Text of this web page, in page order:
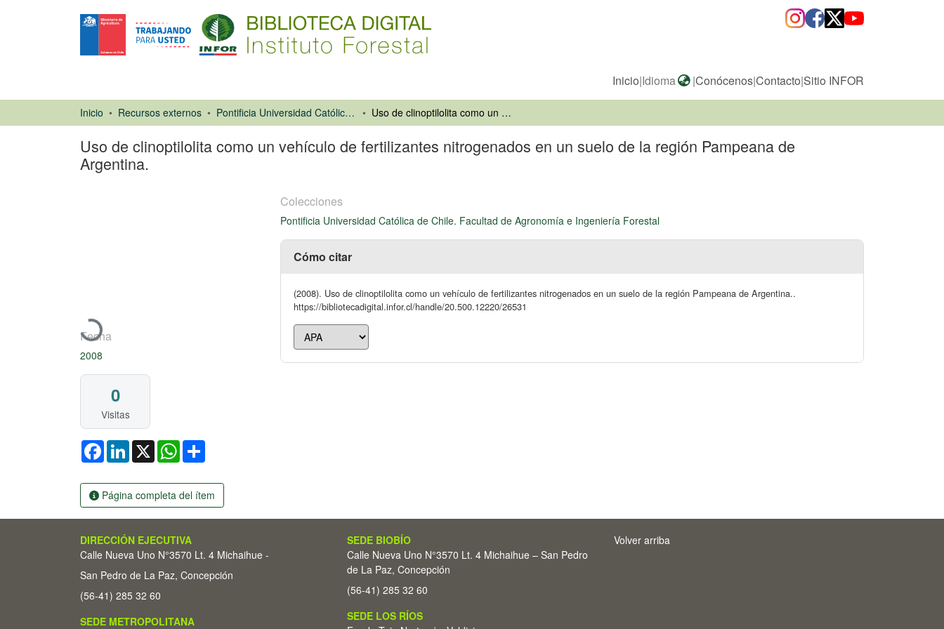
Inicio|Idioma |Conócenos|Contacto|Sitio INFOR
Inicio Recursos externos Pontificia Universidad Católica de Chile. Facultad de Agronomía e Ingeniería Forestal Uso de clinoptilolita como un vehículo de fertilizantes nitrogenados en un suelo de la región Pampeana de Argentina.
Uso de clinoptilolita como un vehículo de fertilizantes nitrogenados en un suelo de la región Pampeana de
Argentina.
Cargando...
Fecha
2008
0
Visitas
FacebookLinkedIn
X WhatsApp
Página completa del ítem
Colecciones
Pontificia Universidad Católica de Chile. Facultad de Agronomía e Ingeniería Forestal
Cómo citar
(2008). Uso de clinoptilolita como un vehículo de fertilizantes nitrogenados en un suelo de la región Pampeana de Argentina..
https://bibliotecadigital.infor.cl/handle/20.500.12220/26531
DIRECCIÓN EJECUTIVA
Calle Nueva Uno N°3570 Lt. 4 Michaihue -
San Pedro de La Paz, Concepción
(56-41) 285 32 60
SEDE METROPOLITANA
SEDE BIOBÍO
Calle Nueva Uno N°3570 Lt. 4 Michaihue – San Pedro
de La Paz, Concepción
(56-41) 285 32 60
SEDE LOS RÍOS
Volver arriba